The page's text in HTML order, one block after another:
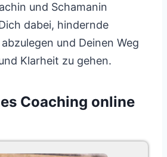
und Schamanin
dabei, hindernde
und Deinen Weg
Klarheit zu gehen.
Coaching online